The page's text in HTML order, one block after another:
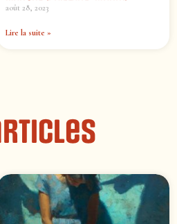
août 28, 2023
Lire la suite »